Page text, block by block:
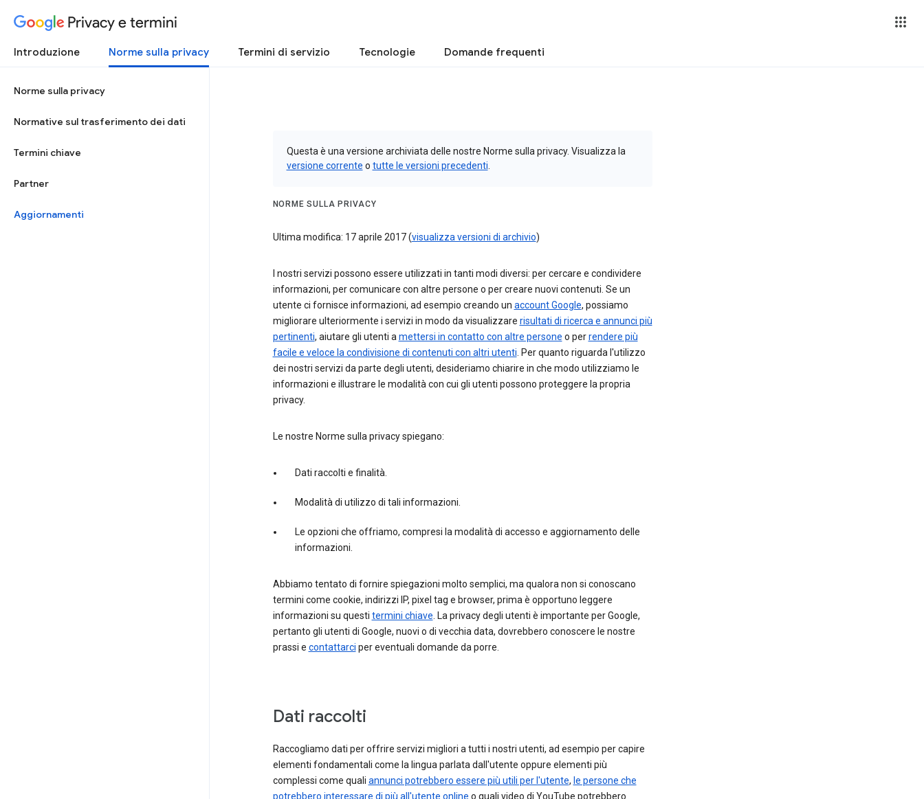
Privacy e termini
Introduzione Norme sulla privacy Termini di servizio Tecnologie Domande frequenti
Norme sulla privacy
Normative sul trasferimento dei dati
Termini chiave
Partner
Aggiornamenti
Questa è una versione archiviata delle nostre Norme sulla privacy. Visualizza la
versione corrente o tutte le versioni precedenti
NORME SULLA PRIVACY
Ultima modifica: 17 aprile 2017 (visualizza versioni di archivio)
I nostri servizi possono essere utilizzati in tanti modi diversi: per cercare e condividere
informazioni, per comunicare con altre persone o per creare nuovi contenuti. Se un
utente ci fornisce informazioni, ad esempio creando un account Google, possiamo
migliorare ulteriormente i servizi in modo da visualizzare risultati di ricerca e annunci più
pertinenti, aiutare gli utenti amettersi in contatto con altre persone o perrendere più
facile e veloce la condivisione di contenuti con altri utenti. Per quanto riguarda l'utilizzo
dei nostri servizi da parte degli utenti, desideriamo chiarire in che modo utilizziamo le
informazioni e illustrare le modalità con cui gli utenti possono proteggere la propria
privacy.
Le nostre Norme sulla privacy spiegano:
Dati raccolti e finalità.
Modalità di utilizzo di tali informazioni.
Le opzioni che offriamo, compresi la modalità di accesso e aggiornamento delle
informazioni.
Abbiamo tentato di fornire spiegazioni molto semplici, ma qualora non si conoscano
termini come cookie, indirizzi IP, pixel tag e browser, prima è opportuno leggere
informazioni su questi termini chiave. La privacy degli utenti è importante per Google,
pertanto gli utenti di Google, nuovi o di vecchia data, dovrebbero conoscere le nostre
prassi e contattarci per eventuali domande da porre.
Dati raccolti
Raccogliamo dati per offrire servizi migliori a tutti i nostri utenti, ad esempio per capire
elementi fondamentali come la lingua parlata dall'utente oppure elementi più
complessi come quali annunci potrebbero essere più utili per l'utente, le persone che
potrebbero interessare di più all'utente online o quali video di YouTube potrebbero